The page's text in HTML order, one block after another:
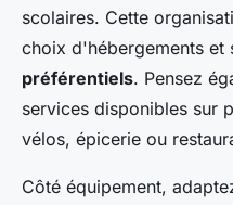
scolaires. Cette
choix d'hébergements et
préférentiels. Pensez
services disponibles sur
vélos, épicerie ou
Côté équipement,